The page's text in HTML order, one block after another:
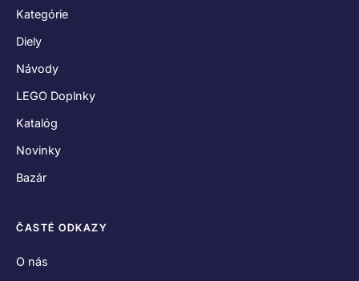
Kategórie
Diely
Návody
LEGO Doplnky
Katalóg
Novinky
Bazár
ČASTÉ ODKAZY
O nás